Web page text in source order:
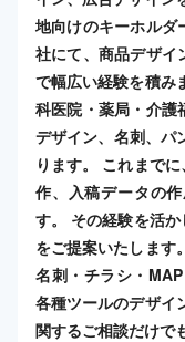
地向けのキーホルダ
社にて、商品デザイ
で幅広い経験を積み
科医院・薬局・介護
デザイン、名刺、パ
ります。 これまで
作、入稿データの
す。 その経験を活
をご提案いたします
名刺・チラシ・
各種ツールのデザイ
関するご相談だけで